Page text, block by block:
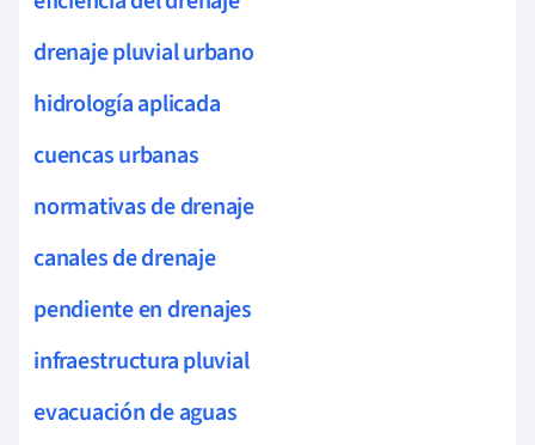
drenaje pluvial urbano
hidrología aplicada
cuencas urbanas
normativas de drenaje
canales de drenaje
pendiente en drenajes
infraestructura pluvial
evacuación de aguas